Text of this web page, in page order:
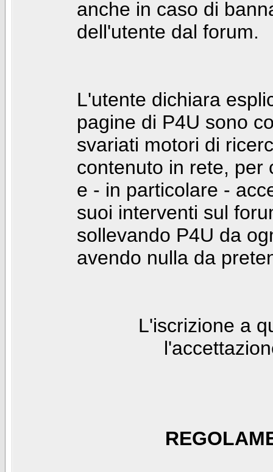
anche in caso di
dell'utente dal forum.
L'utente dichiara
pagine di P4U sono
svariati motori di
contenuto in rete, per
e - in particolare -
suoi interventi sul
sollevando P4U da
avendo nulla da
L'iscrizione a